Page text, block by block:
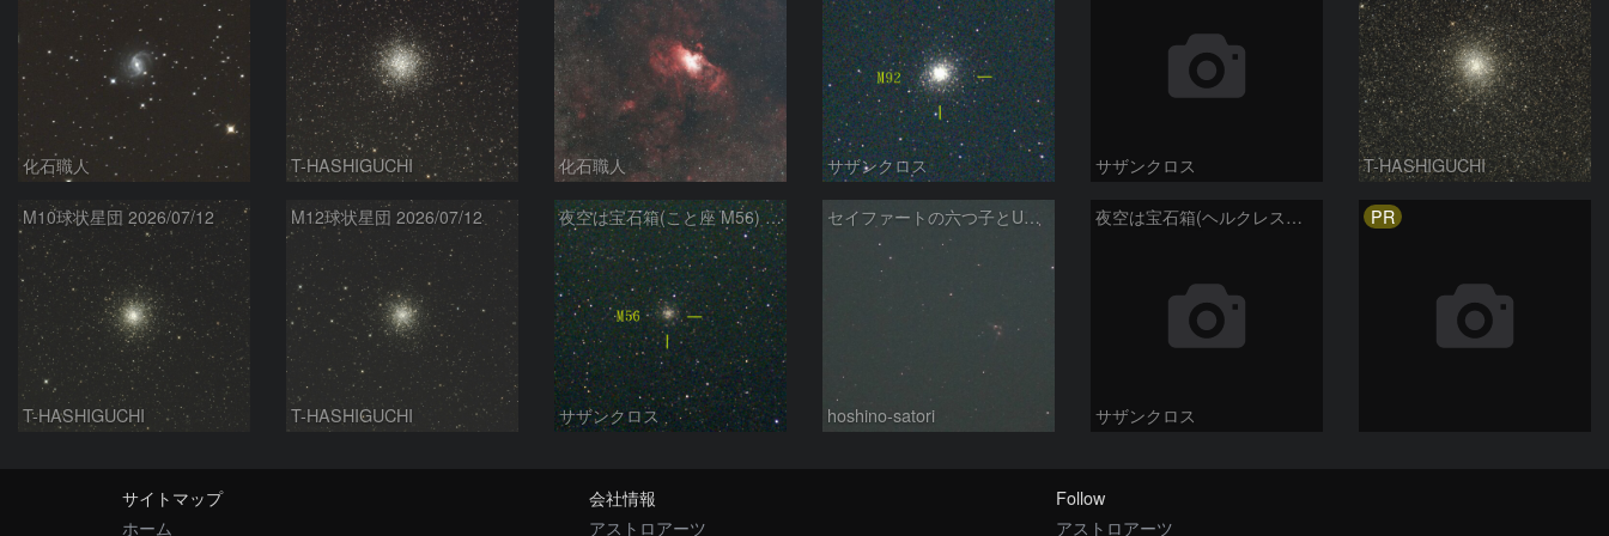
化石職人 T-HASHIGUCHI 化石職人 サザンクロス サザンクロス T-HASHIGUCHI
M10球状星団 2026/07/12
T-HASHIGUCHI
M12球状星団 2026/07/12
T-HASHIGUCHI
夜空は宝石箱(こと座 M56) Seestar50
サザンクロス
セイファートの六つ子とUGC10127
hoshino-satori
夜空は宝石箱(ヘルクレス座 M13) Seestar50
サザンクロス
PR
サイトマップ
ホーム
会社情報
アストロアーツ
Follow
アストロアーツ